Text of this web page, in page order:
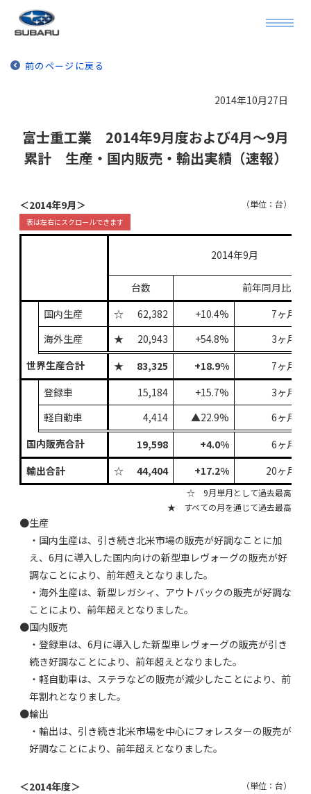
前のページに戻る
2014年10月27日
富士重工業 2014年9月度および4月～9月
累計 生産・国内販売・輸出実績（速報）
＜2014年9月＞ （単位：台）
2014年9月
台数
前年同月比
国内生産
☆ 62,382 +10.4%
7ヶ月連
海外生産
★ 20,943 +54.8%
3ヶ月連
世界生産合計
★ 83,325 +18.9%
7ヶ月連
登録車
15,184 +15.7%
3ヶ月連
軽自動車
4,414 ▲22.9%
6ヶ月連
国内販売合計
19,598 +4.0%
6ヶ月振
輸出合計
☆ 44,404 +17.2% 20ヶ月連
☆ 9月単月として過去最高
★ すべての月を通じて過去最高
●生産
・国内生産は、引き続き北米市場の販売が好調なことに加
え、6月に導入した国内向けの新型車レヴォーグの販売が好
調なことにより、前年超えとなりました。
・海外生産は、新型レガシィ、アウトバックの販売が好調な
ことにより、前年超えとなりました。
●国内販売
・登録車は、6月に導入した新型車レヴォーグの販売が引き
続き好調なことにより、前年超えとなりました。
・軽自動車は、ステラなどの販売が減少したことにより、前
年割れとなりました。
●輸出
・輸出は、引き続き北米市場を中心にフォレスターの販売が
好調なことにより、前年超えとなりました。
＜2014年度＞ （単位：台）